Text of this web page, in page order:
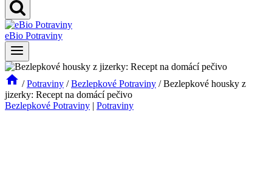
eBio Potraviny
/ Potraviny / Bezlepkové Potraviny / Bezlepkové housky z
jizerky: Recept na domácí pečivo
Bezlepkové Potraviny | Potraviny